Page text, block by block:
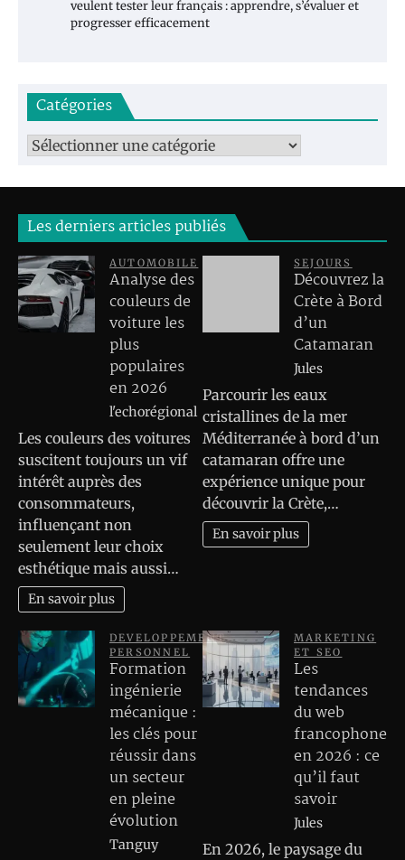
veulent tester leur français : apprendre, s’évaluer et
progresser efficacement
Catégories
Catégories
Les derniers articles publiés
AUTOMOBILE
Analyse des
couleurs de
voiture les
plus
populaires
en 2026
l'echorégional
Les couleurs des voitures
suscitent toujours un vif
intérêt auprès des
consommateurs,
influençant non
seulement leur choix
esthétique mais aussi…
En savoir plus
SEJOURS
Découvrez la
Crète à Bord
d’un
Catamaran
Jules
Parcourir les eaux
cristallines de la mer
Méditerranée à bord d’un
catamaran offre une
expérience unique pour
découvrir la Crète,…
En savoir plus
DEVELOPPEMENT
PERSONNEL
Formation
ingénierie
mécanique :
les clés pour
réussir dans
un secteur
en pleine
évolution
Tanguy
MARKETING
ET SEO
Les
tendances
du web
francophone
en 2026 : ce
qu’il faut
savoir
Jules
En 2026, le paysage du